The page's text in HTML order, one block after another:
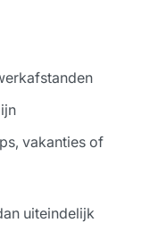
vakanties of
uiteindelijk